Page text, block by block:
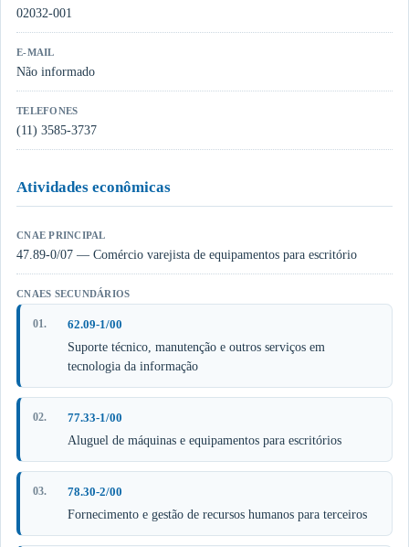
02032-001
E-MAIL
Não informado
TELEFONES
(11) 3585-3737
Atividades econômicas
CNAE PRINCIPAL
47.89-0/07 — Comércio varejista de equipamentos para escritório
CNAES SECUNDÁRIOS
62.09-1/00
Suporte técnico, manutenção e outros serviços em
tecnologia da informação
77.33-1/00
Aluguel de máquinas e equipamentos para escritórios
78.30-2/00
Fornecimento e gestão de recursos humanos para terceiros